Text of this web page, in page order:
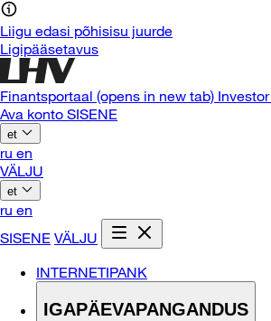
Liigu edasi põhisisu juurde
Ligipääsetavus
Finantsportaal (opens in new tab) Investor
Ava konto SISENE
et
ru en
VÄLJU
et
ru en
SISENE VÄLJU
INTERNETIPANK
IGAPÄEVAPANGANDUS